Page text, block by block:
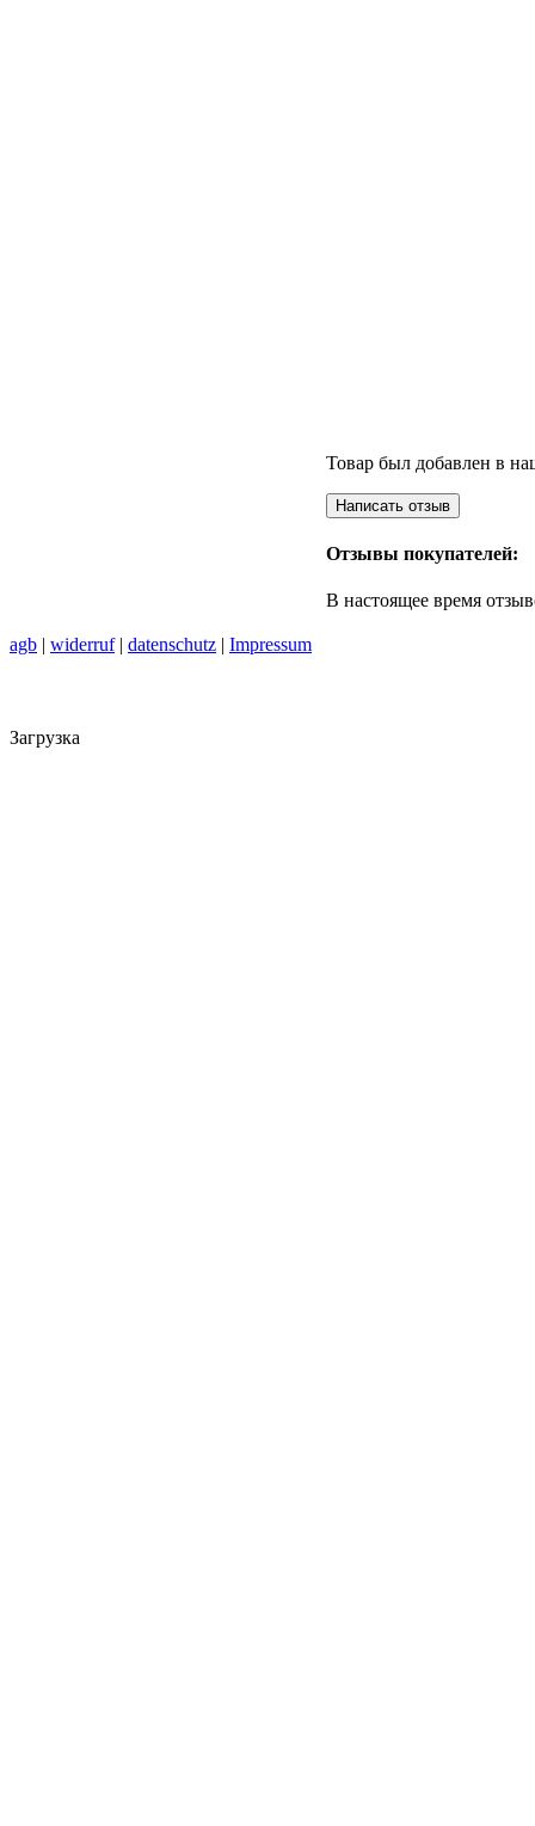
Товар был добавлен в
Отзывы покупателей:
В настоящее время
agb | widerruf| datenschutz | Impressum
Загрузка